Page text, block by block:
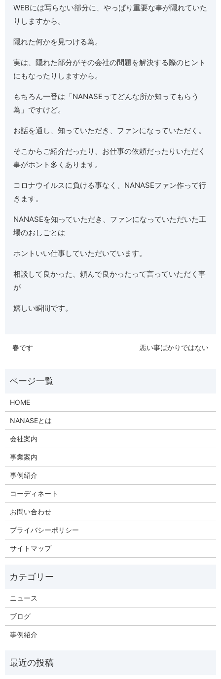
WEBには写らない部分に、やっぱり重要な事が隠れていた
りしますから。
隠れた何かを見つける為。
実は、隠れた部分がその会社の問題を解決する際のヒント
にもなったりしますから。
もちろん一番は「NANASEってどんな所か知ってもらう
為」ですけど。
お話を通し、知っていただき、ファンになっていただく。
そこからご紹介だったり、お仕事の依頼だったりいただく
事がホント多くあります。
コロナウイルスに負ける事なく、NANASEファン作って行
きます。
NANASEを知っていただき、ファンになっていただいた工
場のおしごとは
ホントいい仕事していただいています。
相談して良かった、頼んで良かったって言っていただく事
が
嬉しい瞬間です。
春です 悪い事ばかりではない
HOME
NANASEとは
会社案内
事業案内
事例紹介
コーディネート
お問い合わせ
プライバシーポリシー
サイトマップ
ニュース
ブログ
事例紹介